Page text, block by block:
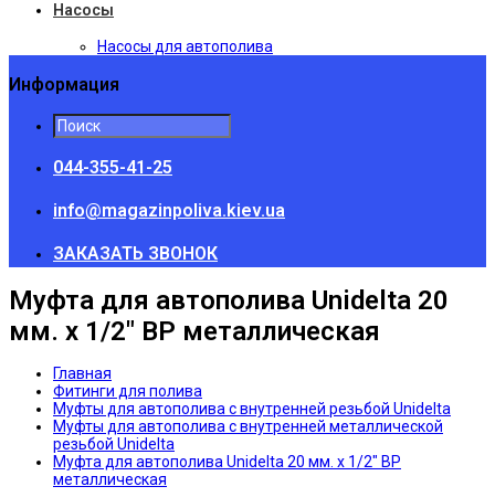
Насосы
Насосы для автополива
Информация
044-355-41-25
info@magazinpoliva.kiev.ua
ЗАКАЗАТЬ ЗВОНОК
Муфта для автополива Unidelta 20
мм. х 1/2" ВР металлическая
Главная
Фитинги для полива
Муфты для автополива с внутренней резьбой Unidelta
Муфты для автополива с внутренней металлической
резьбой Unidelta
Муфта для автополива Unidelta 20 мм. х 1/2" ВР
металлическая